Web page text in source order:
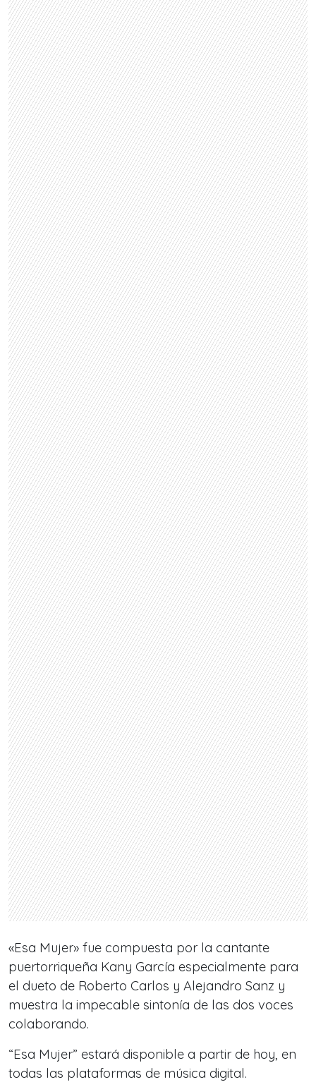
«Esa Mujer» fue compuesta por la cantante
puertorriqueña Kany García especialmente para
el dueto de Roberto Carlos y Alejandro Sanz y
muestra la impecable sintonía de las dos voces
colaborando.
“Esa Mujer” estará disponible a partir de hoy, en
todas las plataformas de música digital.